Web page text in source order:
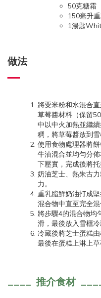
50克糖霜
150毫升
1湯匙
做法
將粟米粉和水混合
草莓醬材料（保留
中以中火加熱並繼
稠，將草莓醬放到雪
使用食物處理器將
牛油混合並均勻分
下壓實，完成後將托
奶油芝士、熱朱古
力。
重乳脂鮮奶油打成
混合物中直至完全混
將步驟4的混合物均
滑，最後放入雪櫃冷
冷藏後將芝士蛋糕
最後在蛋糕上淋上
____ 推介食材